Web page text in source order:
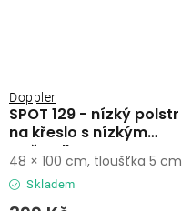
SPOT 129 - nízký polstr
na křeslo s nízkým
opěradlem
Doppler
Skladem
48 × 100 cm, tloušťka 5 cm